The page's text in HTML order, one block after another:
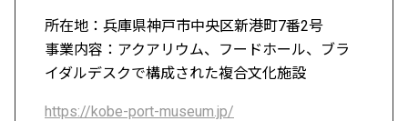
所在地：兵庫県神戸市中央区新港町7番2号
事業内容：アクアリウム、フードホール、ブラ
イダルデスクで構成された複合文化施設
https://kobe-port-museum.jp/